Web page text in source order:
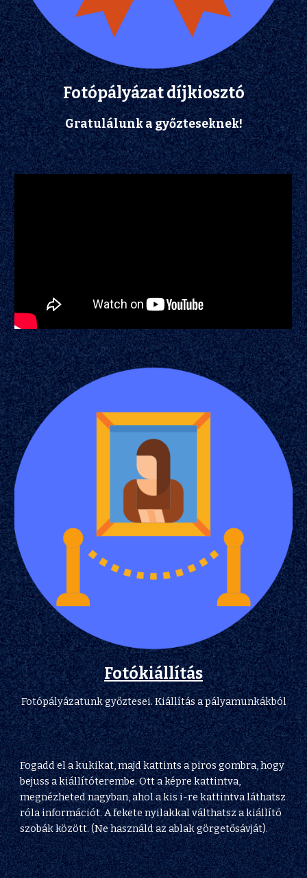
Fotópályázat díjkiosztó
Gratulálunk a győzteseknek!
Fotókiállítás
Fotópályázatunk győztesei. Kiállítás a pályamunkákból
Fogadd el a kukikat, majd kattints a piros gombra, hogy
bejuss a kiállítóterembe. Ott a képre kattintva,
megnézheted nagyban, ahol a kis i-re kattintva láthatsz
róla információt. A fekete nyilakkal válthatsz a kiállító
szobák között. (Ne használd az ablak görgetősávját).